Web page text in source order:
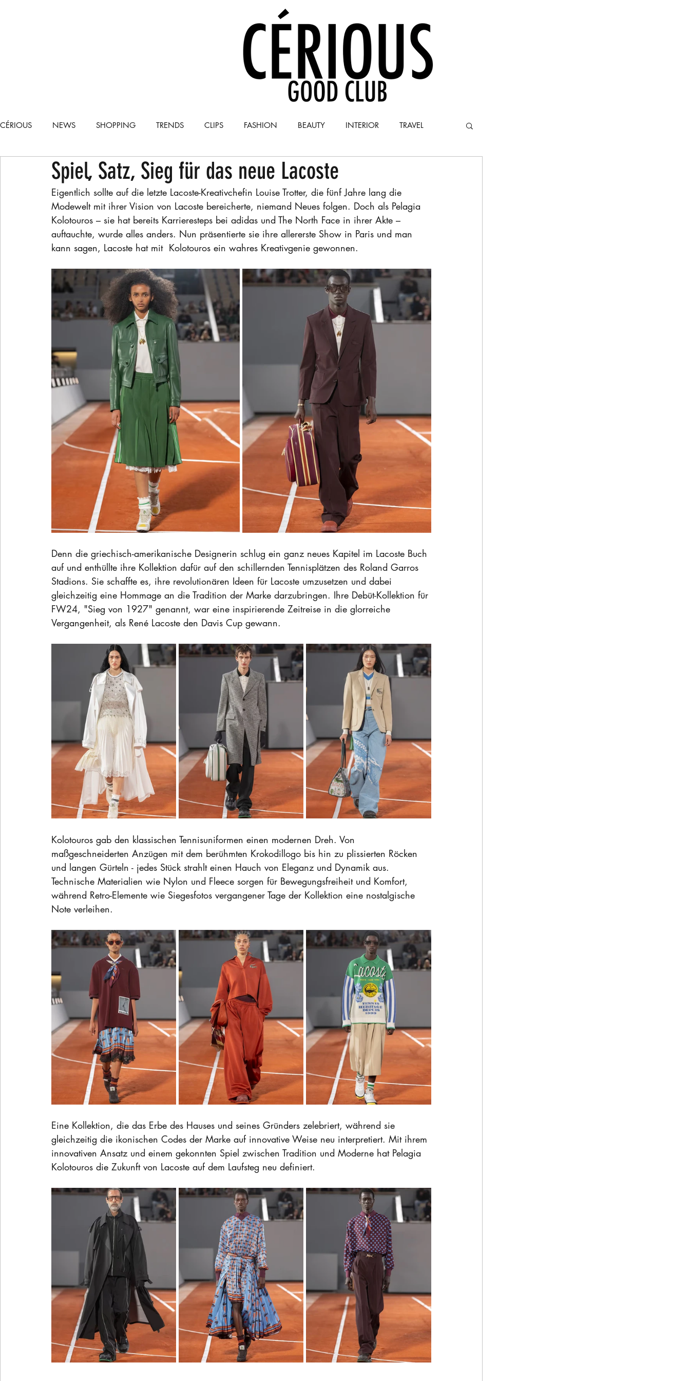
CÉRIOUS NEWS SHOPPING TRENDS CLIPS FASHION BEAUTY INTERIOR TRAVEL
CARS RECIPES LIFESTYLE RUNWAY COLUMN
Spiel, Satz, Sieg für das neue Lacoste
Eigentlich sollte auf die letzte Lacoste-Kreativchefin Louise Trotter, die fünf Jahre lang die
Modewelt mit ihrer Vision von Lacoste bereicherte, niemand Neues folgen. Doch als Pelagia
Kolotouros – sie hat bereits Karrieresteps bei adidas und The North Face in ihrer Akte –
auftauchte, wurde alles anders. Nun präsentierte sie ihre allererste Show in Paris und man
kann sagen, Lacoste hat mit  Kolotouros ein wahres Kreativgenie gewonnen.
Denn die griechisch-amerikanische Designerin schlug ein ganz neues Kapitel im Lacoste Buch
auf und enthüllte ihre Kollektion dafür auf den schillernden Tennisplätzen des Roland Garros
Stadions. Sie schaffte es, ihre revolutionären Ideen für Lacoste umzusetzen und dabei
gleichzeitig eine Hommage an die Tradition der Marke darzubringen. Ihre Debüt-Kollektion für
FW24, "Sieg von 1927" genannt, war eine inspirierende Zeitreise in die glorreiche
Vergangenheit, als René Lacoste den Davis Cup gewann.
Kolotouros gab den klassischen Tennisuniformen einen modernen Dreh. Von
maßgeschneiderten Anzügen mit dem berühmten Krokodillogo bis hin zu plissierten Röcken
und langen Gürteln - jedes Stück strahlt einen Hauch von Eleganz und Dynamik aus.
Technische Materialien wie Nylon und Fleece sorgen für Bewegungsfreiheit und Komfort,
während Retro-Elemente wie Siegesfotos vergangener Tage der Kollektion eine nostalgische
Note verleihen.
Eine Kollektion, die das Erbe des Hauses und seines Gründers zelebriert, während sie
gleichzeitig die ikonischen Codes der Marke auf innovative Weise neu interpretiert. Mit ihrem
innovativen Ansatz und einem gekonnten Spiel zwischen Tradition und Moderne hat Pelagia
Kolotouros die Zukunft von Lacoste auf dem Laufsteg neu definiert.